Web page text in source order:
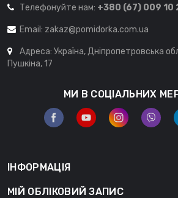
Телефонуйте нам: +380 (67) 009 10
Email: zakaz@pomidorka.com.ua
Адреса: Україна, Дніпропетровська
Пушкіна, 17
МИ В СОЦІАЛЬНИХ
ІНФОРМАЦІЯ
МІЙ ОБЛІКОВИЙ ЗАПИС